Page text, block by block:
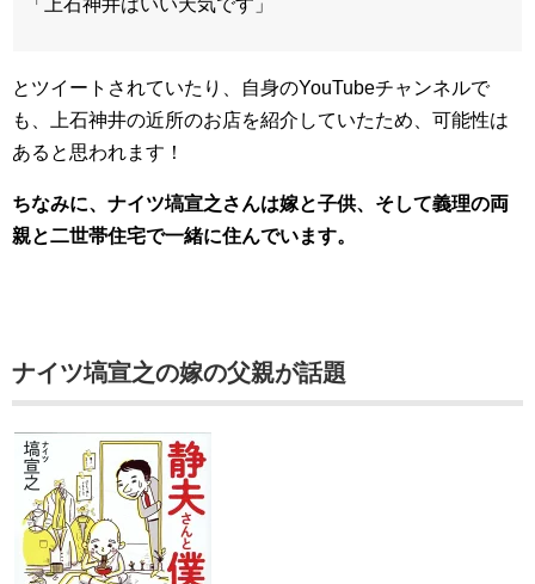
「上石神井はいい天気です」
とツイートされていたり、自身のYouTubeチャンネルで
も、上石神井の近所のお店を紹介していたため、可能性は
あると思われます！
ちなみに、ナイツ塙宣之さんは嫁と子供、そして義理の両
親と二世帯住宅で一緒に住んでいます。
ナイツ塙宣之の嫁の父親が話題